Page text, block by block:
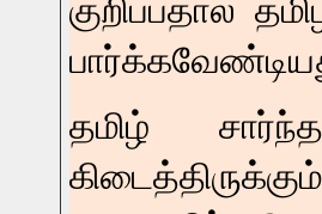
குறிப்பதால்
தமிழ்